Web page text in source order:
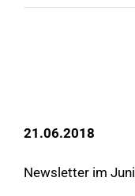
21.06.2018
Newsletter im Juni